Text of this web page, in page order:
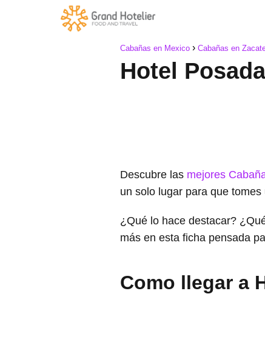
Cabañas en Mexico Cabañas en
Hotel
Descubre las mejores
un solo lugar para que
¿Qué lo hace destacar?
más en esta ficha pensada
Como llegar a